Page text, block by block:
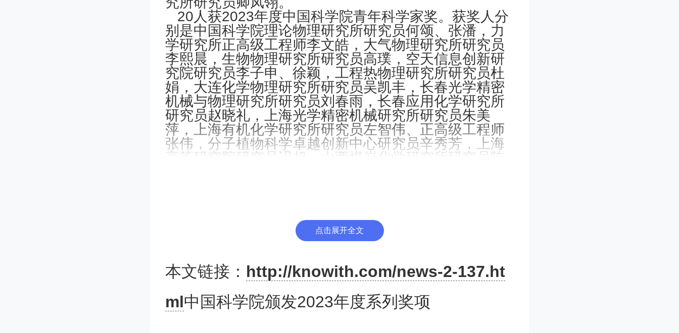
20人获2023年度中国科学院青年科学家奖。获奖人分
别是中国科学院理论物理研究所研究员何颂、张潘，力
学研究所正高级工程师李文皓，大气物理研究所研究员
李熙晨，生物物理研究所研究员高璞，空天信息创新研
究院研究员李子申、徐颖，工程热物理研究所研究员杜
娟，大连化学物理研究所研究员吴凯丰，长春光学精密
机械与物理研究所研究员刘春雨，长春应用化学研究所
研究员赵晓礼，上海光学精密机械研究所研究员朱美
萍，上海有机化学研究所研究员左智伟、正高级工程师
张伟，分子植物科学卓越创新中心研究员辛秀芳，上海
高等研究院研究员冯超，山西煤炭化学研究所研究员陈
物”，西安光学精密机械研究所研究员付玉喜、新疆理化
技术研究所研究员李豫东获评2023年“中国科学院年度先
江、西北生态环境资源研究院研究员俞祁浩获评2023
年“中国科学院年度感动人物”，微小卫星创新研究院空间
新技术试验卫星研制团队和国家天文台冷湖基地团队获
评2023年“中国科学院年度团队”。
点击展开全文
本文链接： http://knowith.com/news-2-137.ht
ml中国科学院颁发2023年度系列奖项